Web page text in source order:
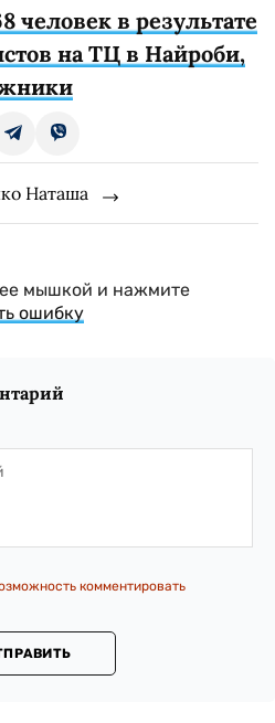
человек в результате
на ТЦ в Найроби,
Наташа
мышкой и нажмите
ошибку
комментировать